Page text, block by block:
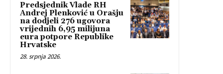
Predsjednik Vlade RH
Andrej Plenković u Orašju
na dodjeli 276 ugovora
vrijednih 6,95 milijuna
eura potpore Republike
Hrvatske
28. srpnja 2026.